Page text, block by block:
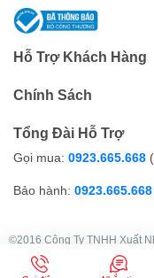
Hỗ Trợ Khách Hàng
Chính Sách
Tổng Đài Hỗ Trợ
Gọi mua: 0923.665.668
Bảo hành: 0923.665.668
©2016 Công Ty TNHH Xuất
GPDKKD: 0303049251 do